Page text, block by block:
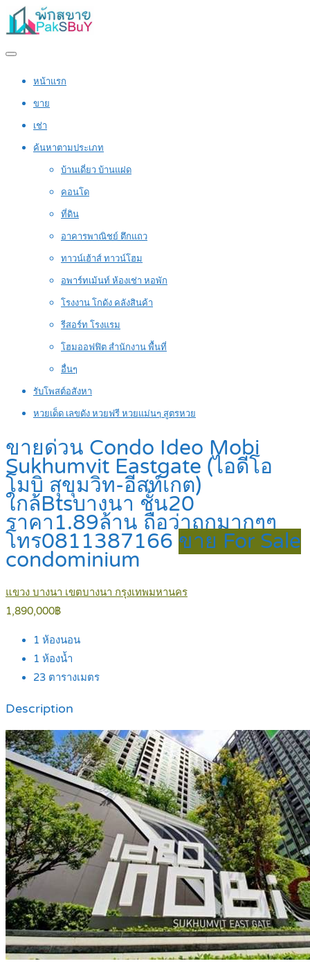
หน้าแรก
ขาย
เช่า
ค้นหาตามประเภท
บ้านเดี่ยว บ้านแฝด
คอนโด
ที่ดิน
อาคารพาณิชย์ ตึกแถว
ทาวน์เฮ้าส์ ทาวน์โฮม
อพาร์ทเม้นท์ ห้องเช่า หอพัก
โรงงาน โกดัง คลังสินค้า
รีสอร์ท โรงแรม
โฮมออฟฟิต สำนักงาน พื้นที่
อื่นๆ
รับโพสต์อสังหา
หวยเด็ด เลขดัง หวยฟรี หวยแม่นๆ สูตรหวย
ขายด่วน Condo Ideo Mobi
Sukhumvit Eastgate (ไอดีโอ
โมบิ สุขุมวิท-อีสท์เกต)
ใกล้Btsบางนา ชั้น20
ราคา1.89ล้าน ถือว่าถูกมากๆๆ
โทร0811387166 ขาย For Sale
condominium
แขวง บางนา เขตบางนา กรุงเทพมหานคร
1,890,000฿
1 ห้องนอน
1 ห้องน้ำ
23 ตารางเมตร
Description